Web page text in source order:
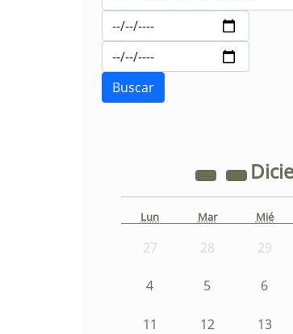
Lun Mar Mié
27 28 29
4 5 6
11 12 13